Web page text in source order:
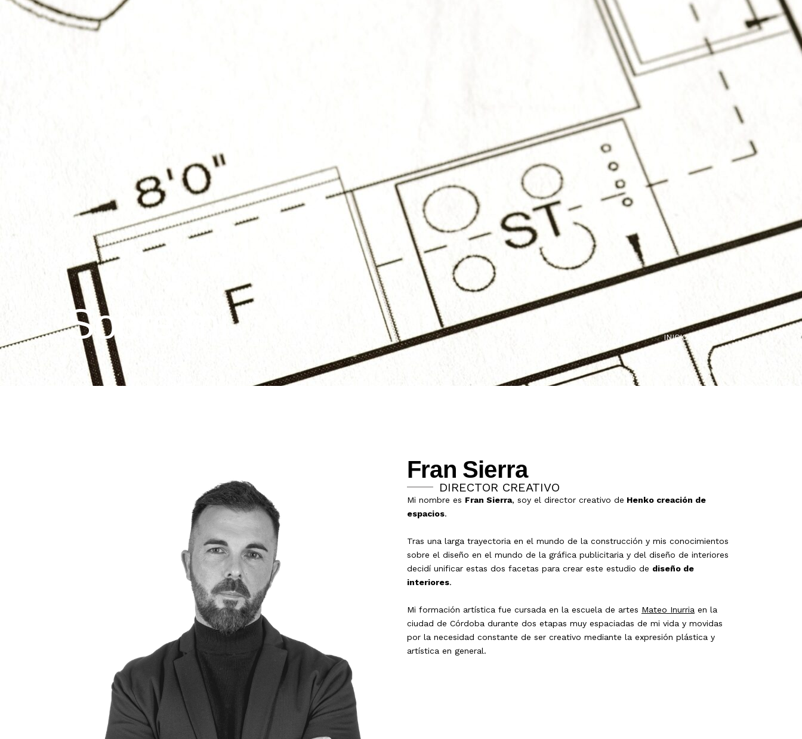
Sobre mí INICIO/ Sobre mí
Fran Sierra
DIRECTOR CREATIVO
Mi nombre es Fran Sierra, soy el director creativo de Henko creación de
espacios.
Tras una larga trayectoria en el mundo de la construcción y mis conocimientos
sobre el diseño en el mundo de la gráfica publicitaria y del diseño de interiores
decidí unificar estas dos facetas para crear este estudio de diseño de
interiores.
Mi formación artística fue cursada en la escuela de artes Mateo Inurria en la
ciudad de Córdoba durante dos etapas muy espaciadas de mi vida y movidas
por la necesidad constante de ser creativo mediante la expresión plástica y
artística en general.